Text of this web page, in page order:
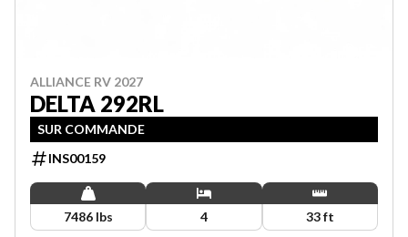
ALLIANCE RV 2027
DELTA 292RL
SUR COMMANDE
INS00159
7486 lbs 4 33 ft